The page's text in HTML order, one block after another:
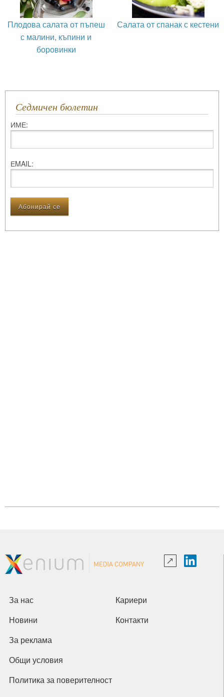
Плодова салата от пъпеш
с малини, къпини и
боровинки
Салата от спанак с кестени
Седмичен бюлетин
ИМЕ:
ЕMAIL:
За нас Кариери
Новини Контакти
За реклама
Общи условия
Политика за поверителност